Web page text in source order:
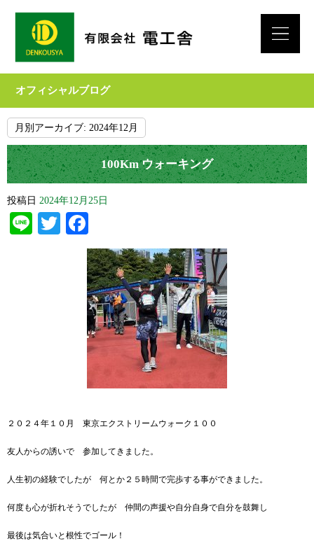
オフィシャルブログ
月別アーカイブ: 2024年12月
100Km ウォーキング
投稿日 2024年12月25日
LineTwitter
２０２４年１０月 東京エクストリームウォーク１００
友人からの誘いで 参加してきました。
人生初の経験でしたが 何とか２５時間で完歩する事ができました。
何度も心が折れそうでしたが 仲間の声援や自分自身で自分を鼓舞し
最後は気合いと根性でゴール！